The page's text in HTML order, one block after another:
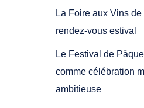
La Foire aux Vins
rendez-vous estival
Le Festival de
comme célébration
ambitieuse